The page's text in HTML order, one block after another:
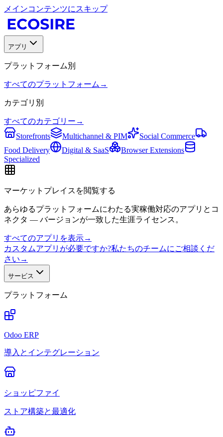
メインコンテンツにスキップ
アプリ
プラットフォーム別
すべてのプラットフォーム →
カテゴリ別
すべてのカテゴリー →
Storefronts
Multichannel & PIM
Social Commerce
Food Delivery
Digital & SaaS
Browser Extensions
Specialized
マーケットプレイスを閲覧する
あらゆるプラットフォームにわたる実稼働対応のアプリとコ
ネクタ — バージョンが一致した生涯ライセンス。
すべてのアプリを表示→
カスタムアプリが必要ですか?私たちのチームにご相談くだ
さい →
サービス
プラットフォーム
Odoo ERP
導入とインテグレーション
ショッピファイ
ストア構築と最適化